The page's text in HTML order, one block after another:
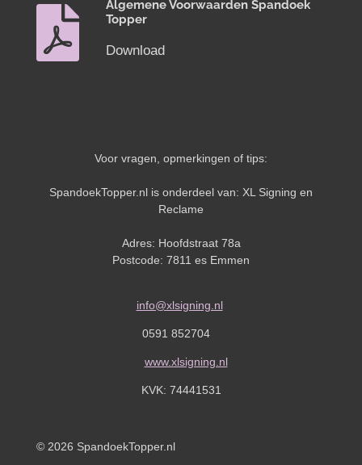
Algemene Voorwaarden Spandoek
Topper
Download
Voor vragen, opmerkingen of tips:
SpandoekTopper.nl is onderdeel van: XL Signing en
Reclame
Adres: Hoofdstraat 78a
Postcode: 7811 es Emmen
info@xlsigning.nl
0591 852704
www.xlsigning.nl
KVK: 74441531
© 2026 SpandoekTopper.nl